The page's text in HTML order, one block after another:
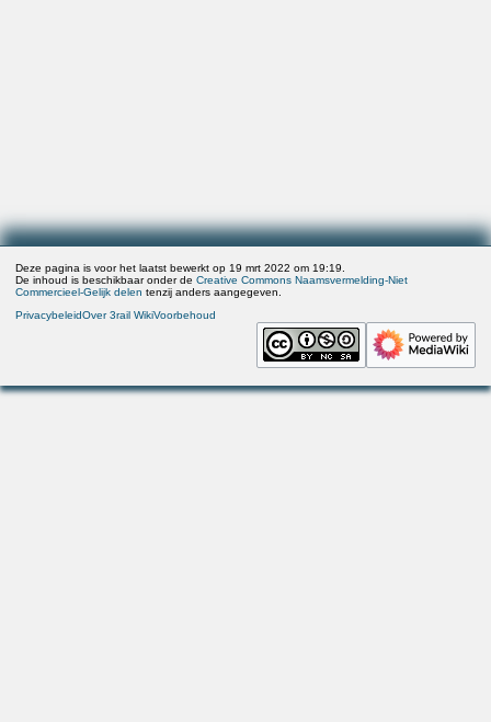
Deze pagina is voor het laatst bewerkt op 19 mrt 2022 om 19:19.
De inhoud is beschikbaar onder deCreative Commons Naamsvermelding-Niet
Commercieel-Gelijk delen tenzij anders aangegeven.
PrivacybeleidOver 3rail WikiVoorbehoud